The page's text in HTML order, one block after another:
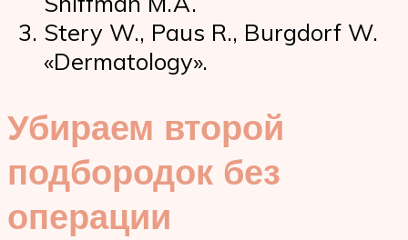
Stery W., Paus R., Burgdorf W.
«Dermatology».
Убираем второй
подбородок без
операции